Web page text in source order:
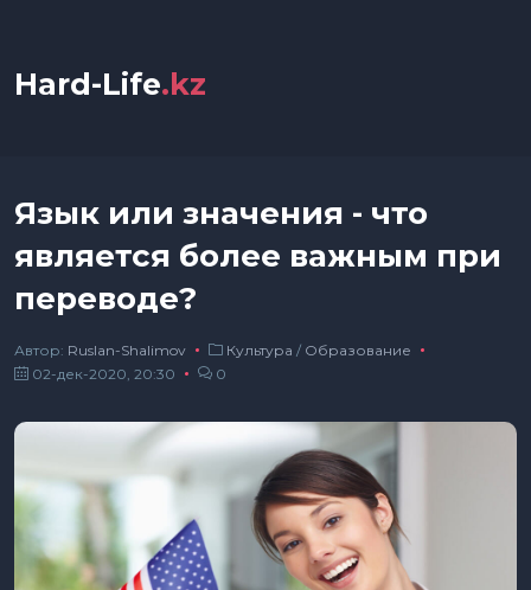
Hard-Life.kz
Язык или значения - что
является более важным при
переводе?
Автор: Ruslan-Shalimov Культура / Образование
02-дек-2020, 20:30
0